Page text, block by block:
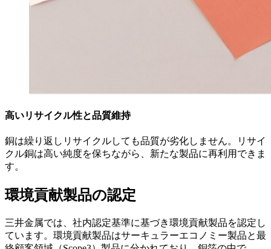
高いリサイクル性と品質維持
銅は繰り返しリサイクルしても品質が劣化しません。リサイ
クル銅は高い純度を保ちながら、新たな製品に再利用できま
す。
環境貢献製品の認定
三井金属では、社内認定基準に基づき環境貢献製品を認定し
ています。環境貢献製品はサーキュラーエコノミー製品と最